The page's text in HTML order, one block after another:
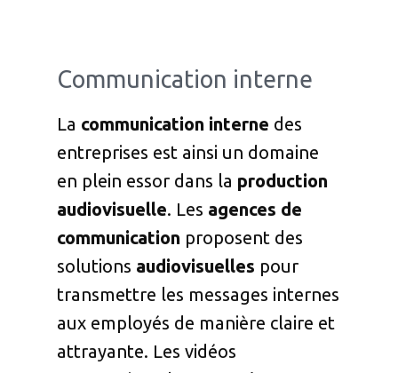
Communication interne
La communication interne des
entreprises est ainsi un domaine
en plein essor dans la production
audiovisuelle. Les agences de
communication proposent des
solutions audiovisuelles pour
transmettre les messages internes
aux employés de manière claire et
attrayante. Les vidéos